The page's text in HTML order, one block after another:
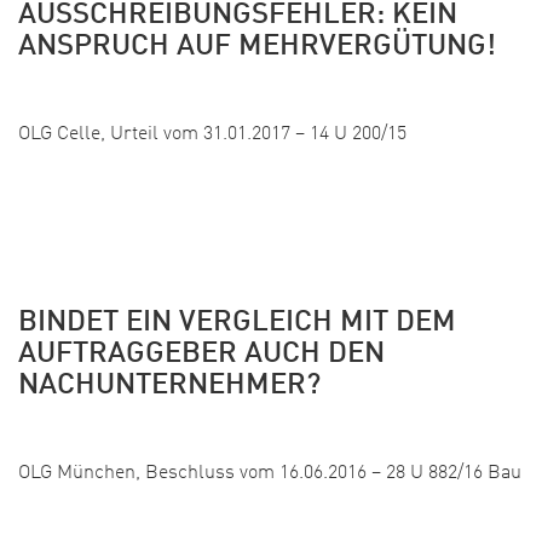
AUSSCHREIBUNGSFEHLER: KEIN
ANSPRUCH AUF MEHRVERGÜTUNG!
OLG Celle, Urteil vom 31.01.2017 – 14 U 200/15
BINDET EIN VERGLEICH MIT DEM
AUFTRAGGEBER AUCH DEN
NACHUNTERNEHMER?
OLG München, Beschluss vom 16.06.2016 – 28 U 882/16 Bau